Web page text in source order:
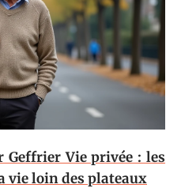
Geffrier Vie privée : les
vie loin des plateaux